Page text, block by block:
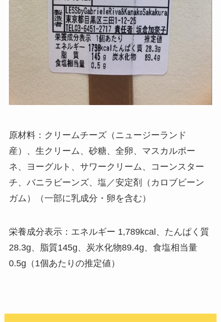
原材料： クリームチーズ（ニュージーランド
産）、生クリーム、砂糖、全卵、マスカルポー
ネ、ヨーグルト、サワークリーム、コーンスター
チ、バニラビーンズ、塩／安定剤（カロブビーン
ガム）（一部に乳成分・卵を含む）
栄養成分表示：エネルギー 1,789kcal、たんぱく質
28.3g、脂質145g、炭水化物89.4g、食塩相当量
0.5g（1個あたりの推定値）